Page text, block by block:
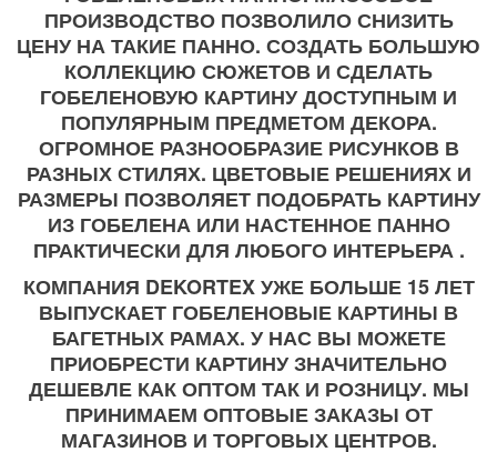
ПРОИЗВОДСТВО ПОЗВОЛИЛО СНИЗИТЬ
ЦЕНУ НА ТАКИЕ ПАННО. СОЗДАТЬ БОЛЬШУЮ
КОЛЛЕКЦИЮ СЮЖЕТОВ И СДЕЛАТЬ
ГОБЕЛЕНОВУЮ КАРТИНУ ДОСТУПНЫМ И
ПОПУЛЯРНЫМ ПРЕДМЕТОМ ДЕКОРА.
ОГРОМНОЕ РАЗНООБРАЗИЕ РИСУНКОВ В
РАЗНЫХ СТИЛЯХ. ЦВЕТОВЫЕ РЕШЕНИЯХ И
РАЗМЕРЫ ПОЗВОЛЯЕТ ПОДОБРАТЬ КАРТИНУ
ИЗ ГОБЕЛЕНА ИЛИ НАСТЕННОЕ ПАННО
ПРАКТИЧЕСКИ ДЛЯ ЛЮБОГО ИНТЕРЬЕРА .
КОМПАНИЯ DEKORTEX УЖЕ БОЛЬШЕ 15 ЛЕТ
ВЫПУСКАЕТ ГОБЕЛЕНОВЫЕ КАРТИНЫ В
БАГЕТНЫХ РАМАХ. У НАС ВЫ МОЖЕТЕ
ПРИОБРЕСТИ КАРТИНУ ЗНАЧИТЕЛЬНО
ДЕШЕВЛЕ КАК ОПТОМ ТАК И РОЗНИЦУ. МЫ
ПРИНИМАЕМ ОПТОВЫЕ ЗАКАЗЫ ОТ
МАГАЗИНОВ И ТОРГОВЫХ ЦЕНТРОВ.